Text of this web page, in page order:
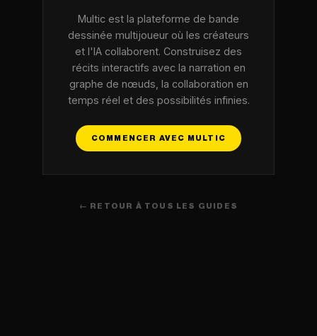
Multic est la plateforme de bande
dessinée multijoueur où les créateurs
et l'IA collaborent. Construisez des
récits interactifs avec la narration en
graphe de nœuds, la collaboration en
temps réel et des possibilités infinies.
COMMENCER AVEC MULTIC
← RETOUR À TOUS LES GUIDES